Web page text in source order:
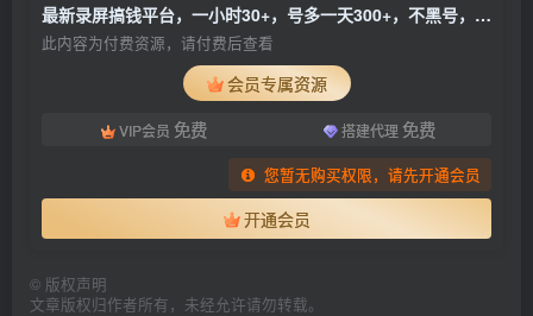
最新录屏搞钱平台，一小时30+，号多一天300+，不黑号，不风控，无需提现直接到账
此内容为付费资源，请付费后查看
会员专属资源
VIP会员 免费 搭建代理 免费
您暂无购买权限，请先开通会员
开通会员
© 版权声明
文章版权归作者所有，未经允许请勿转载。